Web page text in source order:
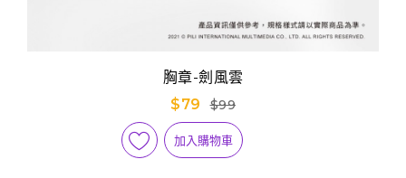
胸章-劍風雲
$79
$99
加入購物車